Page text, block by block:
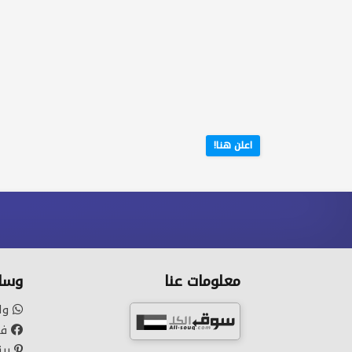
اعلن هنا!
معلومات عنا